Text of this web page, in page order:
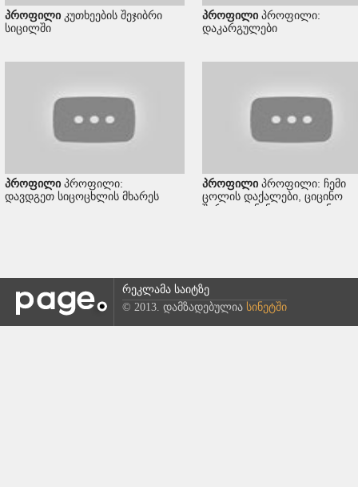
პროფილი კუთხეების შეჯიბრი
სიცილში
პროფილი პროფილი:
დაკარგულები
პროფილი პროფილი:
დავდგეთ სიცოცხლის მხარეს
პროფილი პროფილი: ჩემი
ცოლის დაქალები, ციცინო
შურღაია, ნინი და დათუნა
რეკლამა საიტზე
© 2013. დამზადებულია სინეტში